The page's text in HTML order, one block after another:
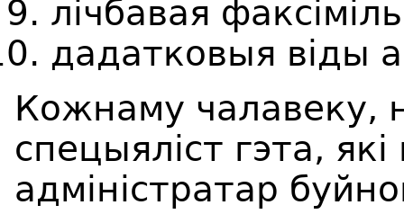
лічбавая
дадатковыя віды
Кожнаму чалавеку,
спецыяліст гэта,
адміністратар